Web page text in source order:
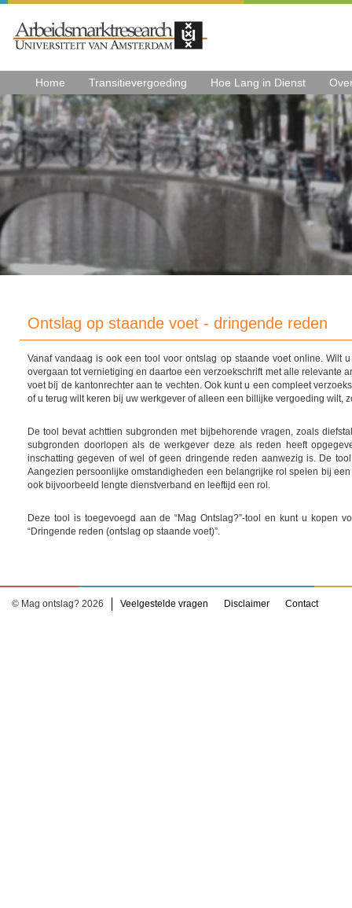
Home Transitievergoeding Hoe Lang in Dienst
Ontslag op staande voet - dringende reden
Vanaf vandaag is ook een tool voor ontslag op staande voet online. Wilt
overgaan tot vernietiging en daartoe een verzoekschrift met alle relevante
voet bij de kantonrechter aan te vechten. Ook kunt u een compleet
of u terug wilt keren bij uw werkgever of alleen een billijke vergoeding wilt,
De tool bevat achttien subgronden met bijbehorende vragen, zoals
subgronden doorlopen als de werkgever deze als reden heeft
inschatting gegeven of wel of geen dringende reden aanwezig is. De
Aangezien persoonlijke omstandigheden een belangrijke rol spelen bij
ook bijvoorbeeld lengte dienstverband en leeftijd een rol.
Deze tool is toegevoegd aan de “Mag Ontslag?”-tool en kunt u kopen
“Dringende reden (ontslag op staande voet)”.
© Mag ontslag? 2026 Veelgestelde vragen Disclaimer Contact